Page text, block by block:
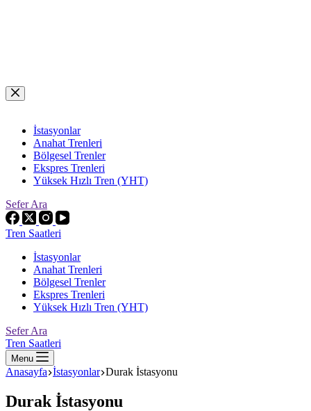
Skip
to
İstasyonlar
Anahat Trenleri
Bölgesel Trenler
Ekspres Trenleri
Yüksek Hızlı Tren (YHT)
Sefer Ara
Tren Saatleri
İstasyonlar
Anahat Trenleri
Bölgesel Trenler
Ekspres Trenleri
Yüksek Hızlı Tren (YHT)
Sefer Ara
Tren Saatleri
Menu
Anasayfa İstasyonlar Durak İstasyonu
Durak İstasyonu